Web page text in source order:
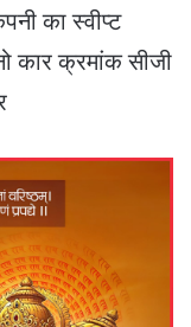
का स्वीप्ट
कार क्रमांक सीजी